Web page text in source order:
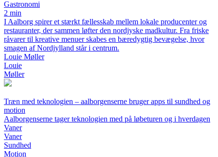
Gastronomi
2 min
I Aalborg spirer et stærkt fællesskab mellem lokale producenter og
restauranter, der sammen løfter den nordjyske madkultur. Fra friske
råvarer til kreative menuer skabes en bæredygtig bevægelse, hvor
smagen af Nordjylland står i centrum.
Louie Møller
Louie
Møller
Træn med teknologien – aalborgenserne bruger apps til sundhed og
motion
Aalborgenserne tager teknologien med på løbeturen og i hverdagen
Vaner
Vaner
Sundhed
Motion